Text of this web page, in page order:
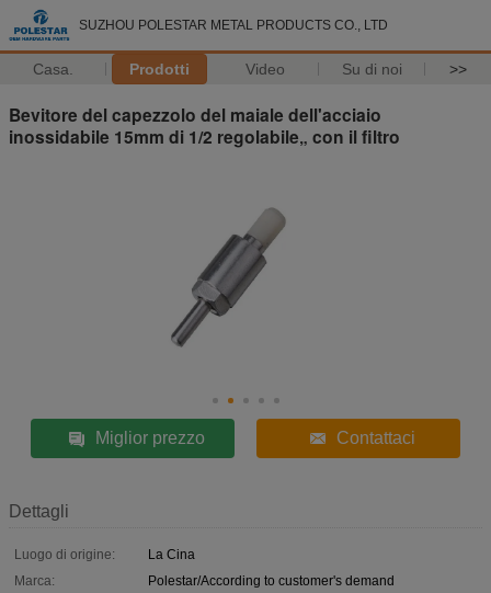
SUZHOU POLESTAR METAL PRODUCTS CO., LTD
Casa. Prodotti Video Su di noi >>
Bevitore del capezzolo del maiale dell'acciaio
inossidabile 15mm di 1/2 regolabile„ con il filtro
Miglior prezzo Contattaci
Dettagli
Luogo di origine:
La Cina
Marca:
Polestar/According to customer's demand